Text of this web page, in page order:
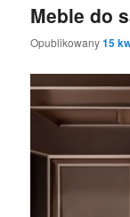
Meble do
Opublikowany15